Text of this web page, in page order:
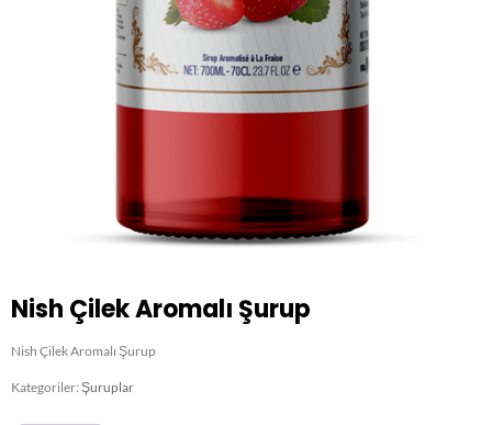
Nish Çilek Aromalı Şurup
Nish Çilek Aromalı Şurup
Kategoriler: Şuruplar